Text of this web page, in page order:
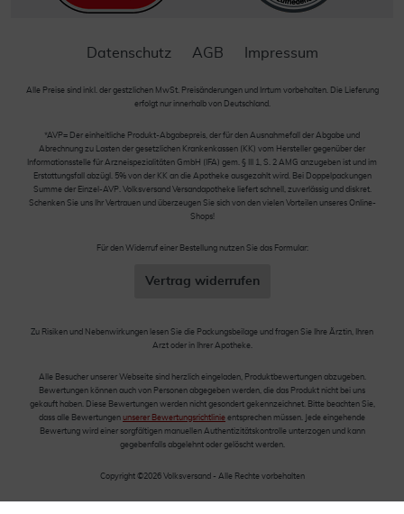
Datenschutz AGB Impressum
Alle Preise sind inkl. der gestzlichen MwSt. Preisänderungen und Irrtum vorbehalten. Die Lieferung
erfolgt nur innerhalb von Deutschland.
*AVP= Der einheitliche Produkt-Abgabepreis, der für den Ausnahmefall der Abgabe und
Abrechnung zu Lasten der gesetzlichen Krankenkassen (KK) vom Hersteller gegenüber der
Informationsstelle für Arzneispezialitäten GmbH (IFA) gem. § III 1, S. 2 AMG anzugeben ist und im
Erstattungsfall abzügl. 5% von der KK an die Apotheke ausgezahlt wird. Bei Doppelpackungen
Summe der Einzel-AVP. Volksversand Versandapotheke liefert schnell, zuverlässig und diskret.
Schenken Sie uns Ihr Vertrauen und überzeugen Sie sich von den vielen Vorteilen unseres Online-
Shops!
Für den Widerruf einer Bestellung nutzen Sie das Formular:
Vertrag widerrufen
Zu Risiken und Nebenwirkungen lesen Sie die Packungsbeilage und fragen Sie Ihre Ärztin, Ihren
Arzt oder in Ihrer Apotheke.
Alle Besucher unserer Webseite sind herzlich eingeladen, Produktbewertungen abzugeben.
Bewertungen können auch von Personen abgegeben werden, die das Produkt nicht bei uns
gekauft haben. Diese Bewertungen werden nicht gesondert gekennzeichnet. Bitte beachten Sie,
dass alle Bewertungen unserer Bewertungsrichtlinie entsprechen müssen. Jede eingehende
Bewertung wird einer sorgfältigen manuellen Authentizitätskontrolle unterzogen und kann
gegebenfalls abgelehnt oder gelöscht werden.
Copyright ©2026 Volksversand - Alle Rechte vorbehalten